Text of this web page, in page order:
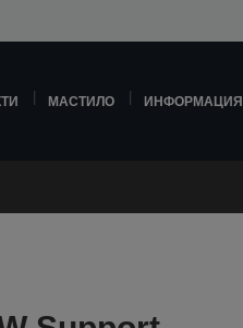
МАСТИЛО ИНФОРМАЦИЯ